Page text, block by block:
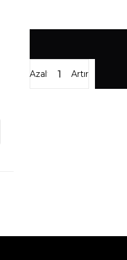
Artır
Azalt